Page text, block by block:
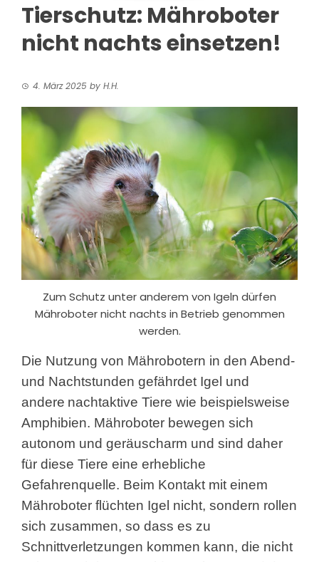
Tierschutz: Mähroboter
nicht nachts einsetzen!
4. März 2025 by H.H.
Zum Schutz unter anderem von Igeln dürfen
Mähroboter nicht nachts in Betrieb genommen
werden.
Die Nutzung von Mährobotern in den Abend-
und Nachtstunden gefährdet Igel und
andere nachtaktive Tiere wie beispielsweise
Amphibien. Mähroboter bewegen sich
autonom und geräuscharm und sind daher
für diese Tiere eine erhebliche
Gefahrenquelle. Beim Kontakt mit einem
Mähroboter flüchten Igel nicht, sondern rollen
sich zusammen, so dass es zu
Schnittverletzungen kommen kann, die nicht